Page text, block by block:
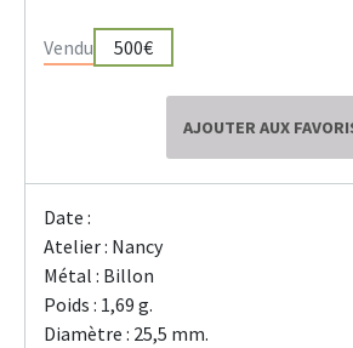
Vendu 500€
AJOUTER AUX
Date :
Atelier : Nancy
Métal : Billon
Poids : 1,69 g.
Diamètre : 25,5 mm.